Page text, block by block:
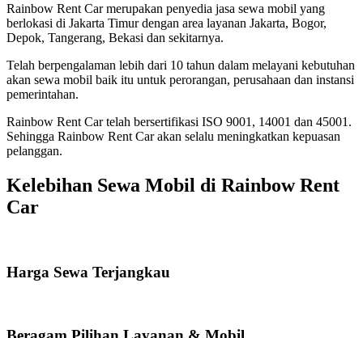
Rainbow Rent Car merupakan penyedia jasa sewa mobil yang
berlokasi di Jakarta Timur dengan area layanan Jakarta, Bogor,
Depok, Tangerang, Bekasi dan sekitarnya.
Telah berpengalaman lebih dari 10 tahun dalam melayani kebutuhan
akan sewa mobil baik itu untuk perorangan, perusahaan dan instansi
pemerintahan.
Rainbow Rent Car telah bersertifikasi ISO 9001, 14001 dan 45001.
Sehingga Rainbow Rent Car akan selalu meningkatkan kepuasan
pelanggan.
Kelebihan Sewa Mobil di Rainbow Rent
Car
Harga Sewa Terjangkau